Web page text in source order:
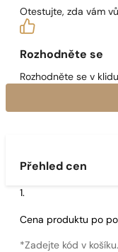
Otestujte, zda vám
Rozhodněte se
Rozhodněte se v
Přehled cen
Cena produktu po
*Zadejte kód v košíku.